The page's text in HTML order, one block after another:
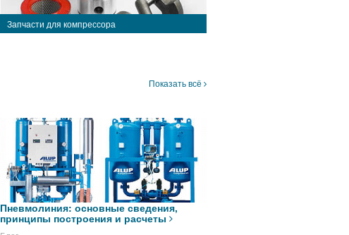
Запчасти для компрессора
Показать всё
Пневмолиния: основные сведения,
принципы построения и расчеты